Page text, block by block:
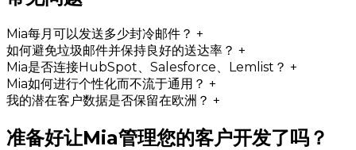
Mia每月可以发送多少封冷邮件？ +
如何避免垃圾邮件并保持良好的送达率？ +
Mia是否连接HubSpot、Salesforce、Lemlist？ +
Mia如何进行个性化而不流于通用？ +
我的潜在客户数据是否保留在欧洲？ +
准备好让Mia管理您的客户开发了吗？